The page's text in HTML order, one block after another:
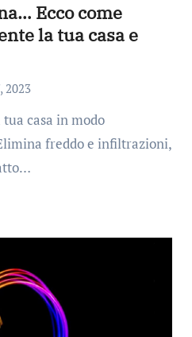
Ecco come
la tua casa e
2023
freddo e infiltrazioni,